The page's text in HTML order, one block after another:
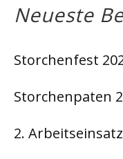
Neueste
Storchenfest
Storchenpaten
2.